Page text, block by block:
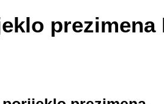
prezimena